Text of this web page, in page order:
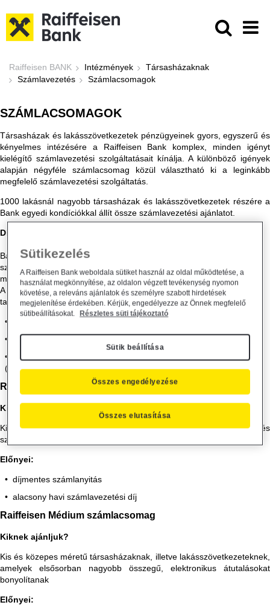
Számlacsomagok - Raiffeisen
Raiffeisen BANK Intézmények
Társasházaknak
Számlavezetés
Számlacsomagok
SZÁMLACSOMAGOK
Társasházak és lakásszövetkezetek pénzügyeinek gyors, egyszerű és
kényelmes intézésére a Raiffeisen Bank komplex, minden igényt
kielégítő számlavezetési szolgáltatásait kínálja. A különböző igények
alapján négyféle számlacsomag közül választható ki a leginkább
megfelelő számlavezetési szolgáltatás.
1000 lakásnál nagyobb társasházak és lakásszövetkezetek részére a
Bank egyedi kondíciókkal állít össze számlavezetési ajánlatot.
Díjmentes számlanyitás minden számlacsomag esetén:
Bármely számlacsomag igénylése esetén minden alkalommal
szükséges, hogy számlanyitáskor a mindenkori kondíciós listában
meghatározott minimum összegű nyitóegyenleg álljon rendelkezésre.
A számlavezetési csomag havi díja minden számlacsomag esetén
tartalmazza az alábbi szolgáltatásokat:
Raiffeisen Direkt telefonos ügyfélszolgálat (T: 06-80-488-588)
Raiffeisen DirektNet internet banking szolgáltatás
(www.raiffeisen.hu)
Raiffeisen Bázis számlacsomag
Kiknek ajánljuk?
Kisebb méretű társasházaknak ajánljuk, amelyek havonta kevés
számú és elsősorban alacsony összegű átutalást bonyolítanak.
Előnyei:
díjmentes számlanyitás
alacsony havi számlavezetési díj
Raiffeisen Médium számlacsomag
Kiknek ajánljuk?
Kis és közepes méretű társasházaknak, illetve lakásszövetkezeteknek,
amelyek elsősorban nagyobb összegű, elektronikus átutalásokat
bonyolítanak
Előnyei:
Sütikezelés
A Raiffeisen Bank weboldala sütiket használ az oldal működtetése, a
használat megkönnyítése, az oldalon végzett tevékenység nyomon
követése, a releváns ajánlatok és személyre szabott hirdetések
megjelenítése érdekében. Kérjük, engedélyezze az Önnek megfelelő
sütibeállításokat.
Részletes süti tájékoztató
Sütik beállítása
Összes elutasítása
Összes engedélyezése